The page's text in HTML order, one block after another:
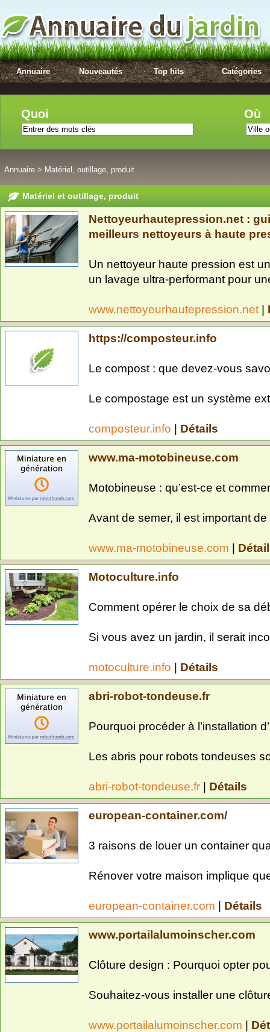
Annuaire Nouveautés Top hits Catégories
Quoi Où
Annuaire > Matériel, outillage, produit
Matériel et outillage, produit
Nettoyeurhautepression.net :
meilleurs nettoyeurs à haute
Un nettoyeur haute pression est
un lavage ultra-performant pour
www.nettoyeurhautepression.net |
https://composteur.info
Le compost : que devez-vous
Le compostage est un système
composteur.info | Détails
www.ma-motobineuse.com
Motobineuse : qu’est-ce et
Avant de semer, il est important
www.ma-motobineuse.com |
Motoculture.info
Comment opérer le choix de sa
Si vous avez un jardin, il serait
motoculture.info | Détails
abri-robot-tondeuse.fr
Pourquoi procéder à l’installation
Les abris pour robots tondeuses
abri-robot-tondeuse.fr | Détails
european-container.com/
3 raisons de louer un container
Rénover votre maison implique
european-container.com | Détails
www.portailalumoinscher.com
Clôture design : Pourquoi opter
Souhaitez-vous installer une
www.portailalumoinscher.com |